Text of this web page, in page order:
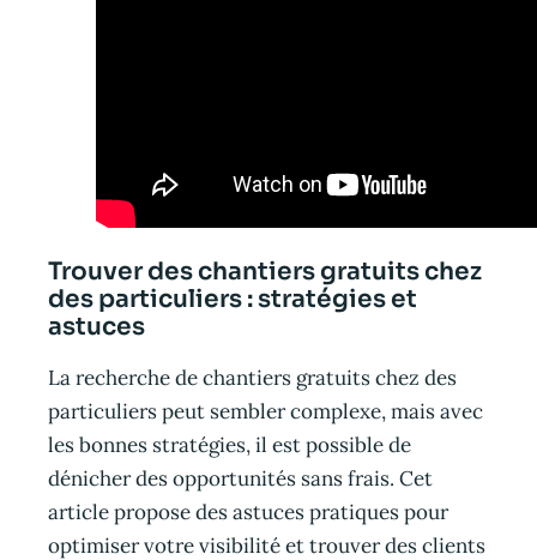
Trouver des chantiers gratuits chez
des particuliers : stratégies et
astuces
La recherche de chantiers gratuits chez des
particuliers peut sembler complexe, mais avec
les bonnes stratégies, il est possible de
dénicher des opportunités sans frais. Cet
article propose des astuces pratiques pour
optimiser votre visibilité et trouver des clients